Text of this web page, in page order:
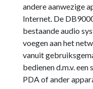
andere aanwezige
Internet. De
bestaande audio
voegen aan het
vanuit
bedienen d.m.v.
PDA of ander